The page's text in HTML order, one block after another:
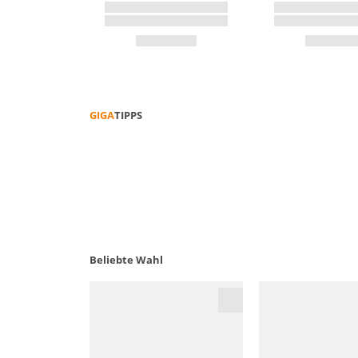
GIGATIPPS
Beliebte Wahl